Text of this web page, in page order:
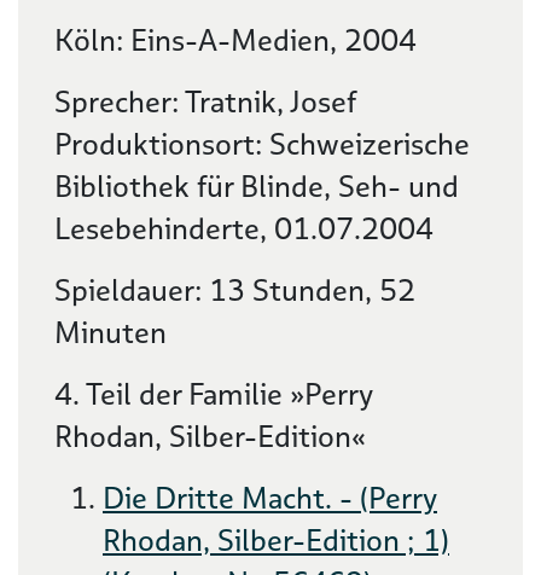
Köln: Eins-A-Medien, 2004
Sprecher: Tratnik, Josef
Produktionsort: Schweizerische
Bibliothek für Blinde, Seh- und
Lesebehinderte, 01.07.2004
Spieldauer: 13 Stunden, 52
Minuten
4. Teil der Familie »Perry
Rhodan, Silber-Edition«
Die Dritte Macht. - (Perry
Rhodan, Silber-Edition ; 1)